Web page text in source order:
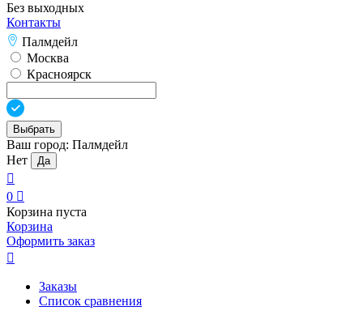
Без выходных
Контакты
Палмдейл
Москва
Красноярск
Выбрать
Ваш город: Палмдейл
Нет
Да

0 
Корзина пуста
Корзина
Оформить заказ

Заказы
Список сравнения